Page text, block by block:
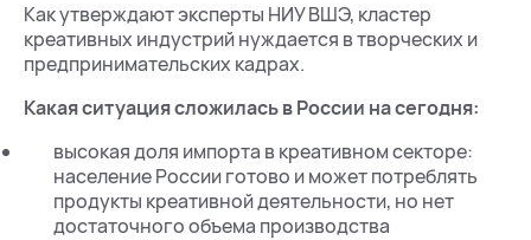
Как утверждают эксперты НИУ ВШЭ, кластер
креативных индустрий нуждается в творческих и
предпринимательских кадрах.
Какая ситуация сложилась в России на сегодня:
высокая доля импорта в креативном секторе:
население России готово и может потреблять
продукты креативной деятельности, но нет
достаточного объема производства